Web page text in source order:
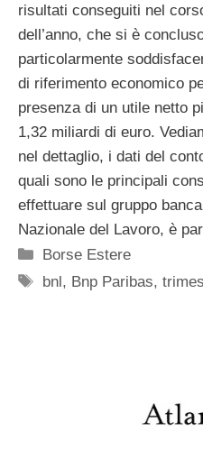
risultati conseguiti nel
dell’anno, che si è
particolarmente
di riferimento economico
presenza di un utile netto
1,32 miliardi di euro.
nel dettaglio, i dati del
quali sono le principali
effettuare sul gruppo
Nazionale del Lavoro, è
Categorie
Borse Estere
Tag
bnl, Bnp Paribas,